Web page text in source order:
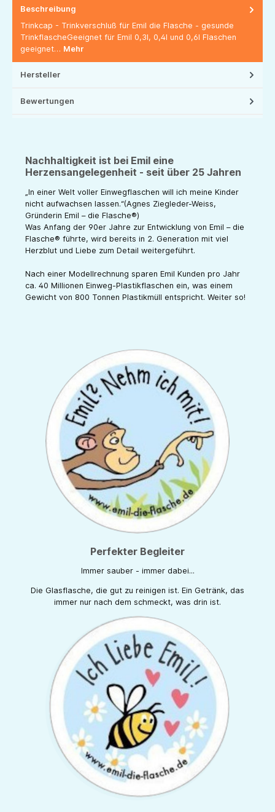
Beschreibung
Trinkcap - Trinkverschluß für Emil die Flasche - gesunde
TrinkflascheGeeignet für Emil 0,3l, 0,4l und 0,6l Flaschen
geeignet… Mehr
Hersteller
Bewertungen
Nachhaltigkeit ist bei Emil eine
Herzensangelegenheit - seit über 25 Jahren
„In einer Welt voller Einwegflaschen will ich meine Kinder
nicht aufwachsen lassen.“(Agnes Ziegleder-Weiss,
Gründerin Emil – die Flasche®)
Was Anfang der 90er Jahre zur Entwicklung von Emil – die
Flasche® führte, wird bereits in 2. Generation mit viel
Herzblut und Liebe zum Detail weitergeführt.
Nach einer Modellrechnung sparen Emil Kunden pro Jahr
ca. 40 Millionen Einweg-Plastikflaschen ein, was einem
Gewicht von 800 Tonnen Plastikmüll entspricht. Weiter so!
Perfekter Begleiter
Immer sauber - immer dabei...
Die Glasflasche, die gut zu reinigen ist. Ein Getränk, das
immer nur nach dem schmeckt, was drin ist.